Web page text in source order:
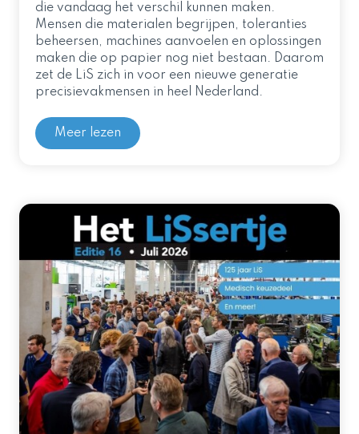
die vandaag het verschil kunnen maken.
Mensen die materialen begrijpen, toleranties
beheersen, machines aanvoelen en oplossingen
maken die op papier nog niet bestaan. Daarom
zet de LiS zich in voor een nieuwe generatie
precisievakmensen in heel Nederland.
Meer lezen